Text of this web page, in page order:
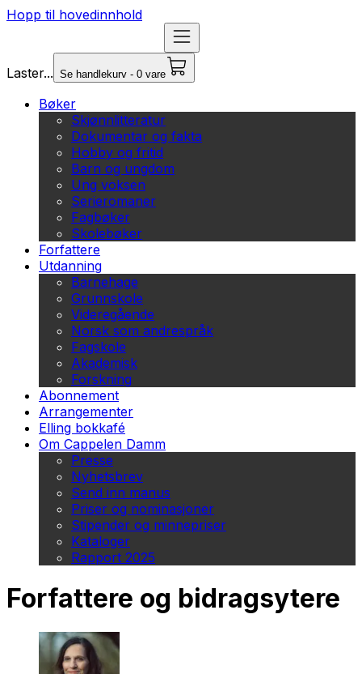
Hopp til hovedinnhold
Laster... Se handlekurv - 0 vare
Bøker
Skjønnlitteratur
Dokumentar og fakta
Hobby og fritid
Barn og ungdom
Ung voksen
Serieromaner
Fagbøker
Skolebøker
Forfattere
Utdanning
Barnehage
Grunnskole
Videregående
Norsk som andrespråk
Fagskole
Akademisk
Forskning
Abonnement
Arrangementer
Elling bokkafé
Om Cappelen Damm
Presse
Nyhetsbrev
Send inn manus
Priser og nominasjoner
Stipender og minnepriser
Kataloger
Rapport 2025
Forfattere og bidragsytere